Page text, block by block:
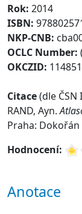
Rok: 2014
ISBN:
NKP-CNB:
OCLC Number:
OKCZID:
Citace(dle ČSN
RAND, Ayn.
Praha: Dokořán
Hodnocení:
Anotace